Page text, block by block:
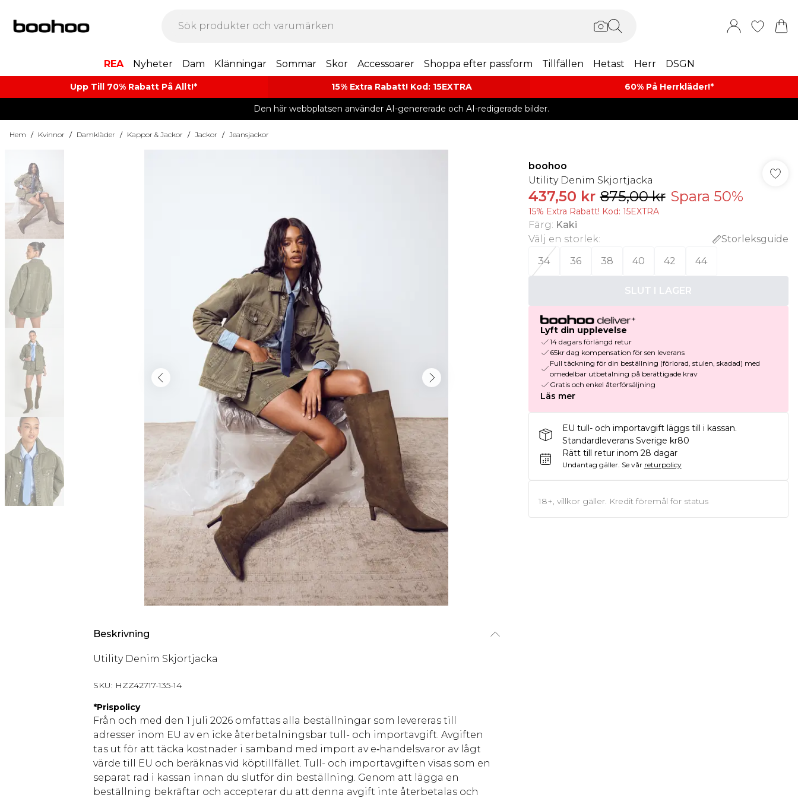
REA Nyheter Dam Klänningar Sommar Skor Accessoarer Shoppa efter passform Tillfällen Hetast Herr DSGN
Upp Till 70% Rabatt På Allt!* 15% Extra Rabatt! Kod: 15EXTRA 60% På Herrkläder!*​
Den här webbplatsen använder AI-genererade och AI-redigerade bilder.
Hem / Kvinnor / Damkläder / Kappor & Jackor / Jackor / Jeansjackor
Beskrivning
Utility Denim Skjortjacka
SKU: HZZ42717-135-14
*Prispolicy
Från och med den 1 juli 2026 omfattas alla beställningar som levereras till
adresser inom EU av en icke återbetalningsbar tull- och importavgift. Avgiften
tas ut för att täcka kostnader i samband med import av e‑handelsvaror av lågt
värde till EU och beräknas vid köptillfället. Tull- och importavgiften visas som en
separat rad i kassan innan du slutför din beställning. Genom att lägga en
beställning bekräftar och accepterar du att denna avgift inte återbetalas och
boohoo
Utility Denim Skjortjacka
437,50 kr 875,00 kr Spara 50%
15% Extra Rabatt! Kod: 15EXTRA
Färg: Kaki
Välj en storlek:
Storleksguide
34
36 38 40 42 44
SLUT I LAGER
Lyft din upplevelse
14 dagars förlängd retur
65kr dag kompensation för sen leverans
Full täckning för din beställning (förlorad, stulen, skadad) med
omedelbar utbetalning på berättigade krav
Gratis och enkel återförsäljning
Läs mer
EU tull- och importavgift läggs till i kassan.
Standardleverans Sverige kr80
Rätt till retur inom 28 dagar
Undantag gäller. Se vår returpolicy
18+, villkor gäller. Kredit föremål för status